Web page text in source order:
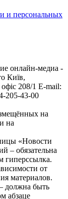
и персональных
онлайн-медиа -
Київ,
208/1 E-mail:
205-43-00
на
на
«Новости
– обязательна
гиперссылка.
от
материалов.
должна быть
абзаце